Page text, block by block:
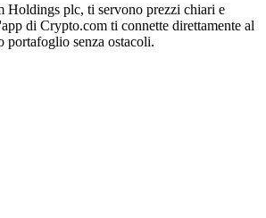
Holdings plc, ti servono prezzi chiari e
di Crypto.com ti connette direttamente al
portafoglio senza ostacoli.